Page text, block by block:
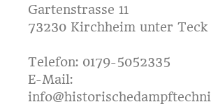
Gartenstrasse 11
73230 Kirchheim unter Teck
Telefon: 0179-5052335
E-Mail: